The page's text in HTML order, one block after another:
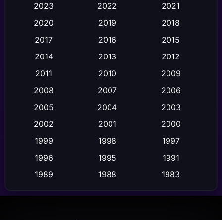
Comedy ตลก (119)
Comedy ตลก
Crime อาชญากรรม (111)
Crime อาชญากรรม
Culture
Dance เต้น
2023
2022
2021
2020
2019
2018
2017
2016
2015
2014
2013
2012
2011
2010
2009
2008
2007
2006
2005
2004
2003
2002
2001
2000
1999
1998
1997
1996
1995
1991
1989
1988
1983
1982
1971
1962